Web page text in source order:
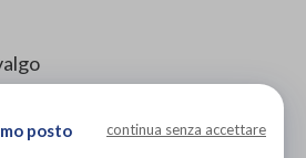
tariffario:06.12.03
posto continua senza accettare